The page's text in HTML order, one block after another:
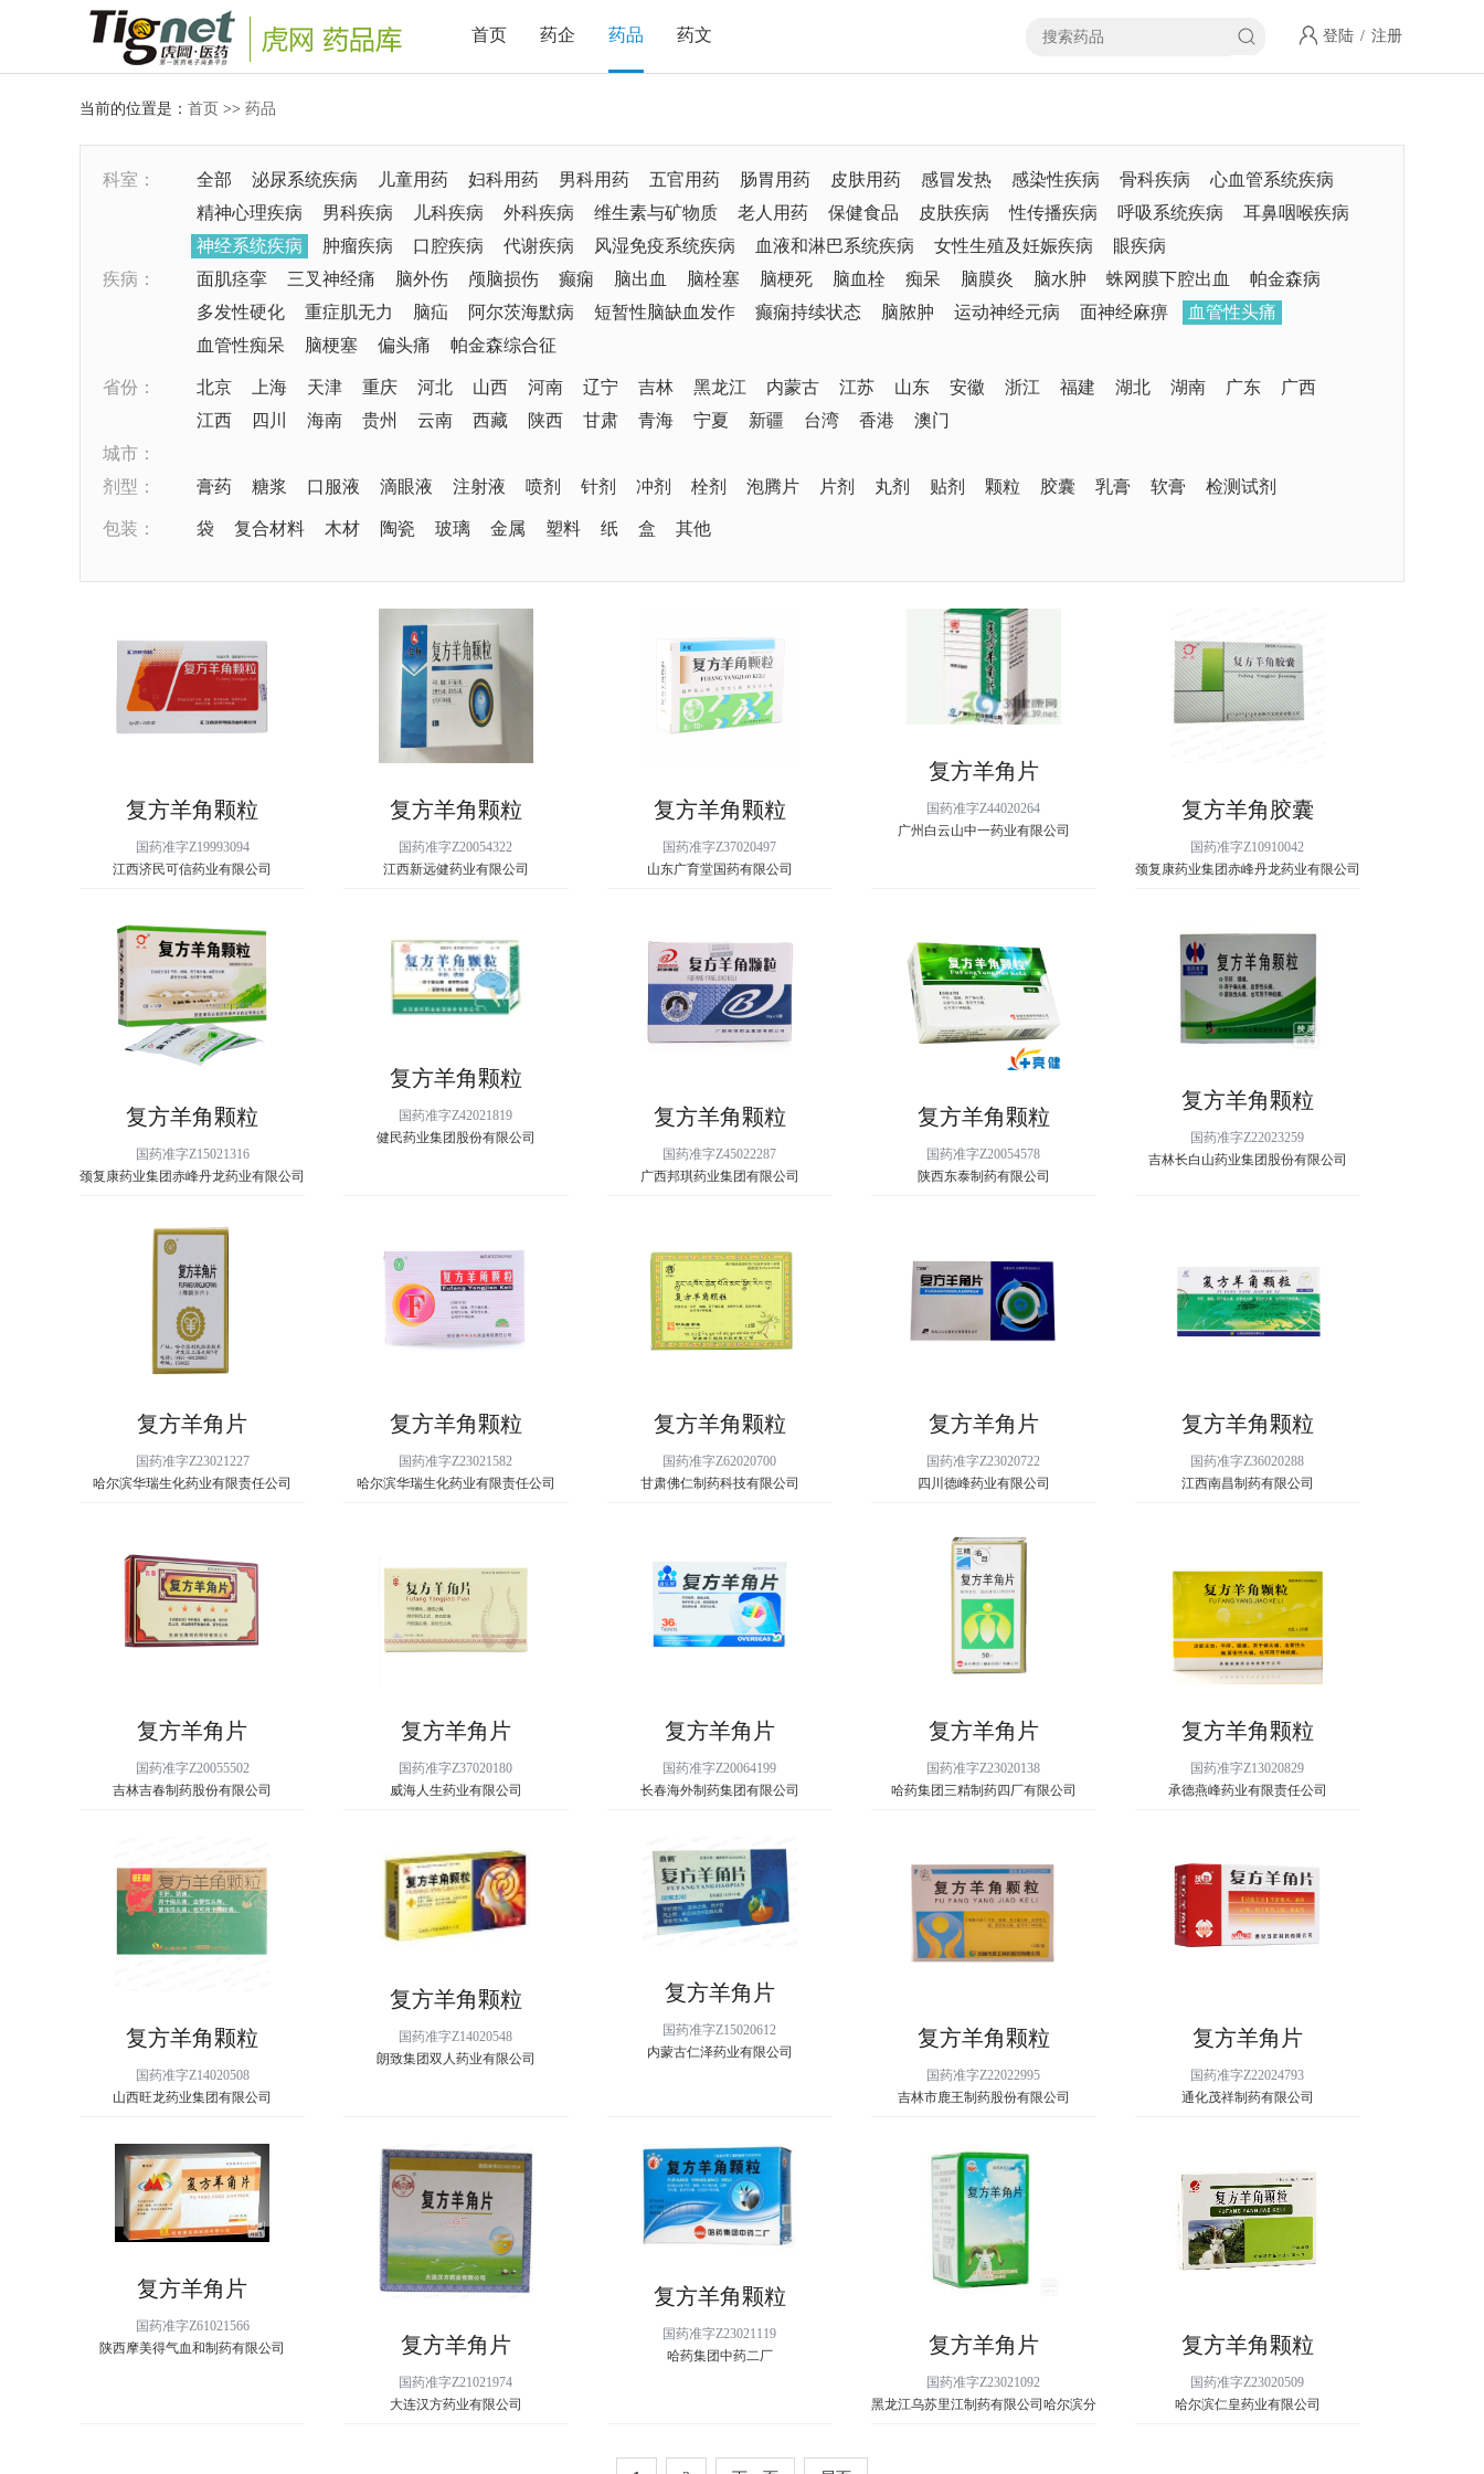
首页 药企 药品 药文 登陆 / 注册
当前的位置是： 首页 >> 药品
科室： 全部 泌尿系统疾病 儿童用药 妇科用药 男科用药 五官用药 肠胃用药 皮肤用药 感冒发热 感染性疾病 骨科疾病
心血管系统疾病
精神心理疾病
男科疾病 儿科疾病 外科疾病 维生素与矿物质 老人用药 保健食品 皮肤疾病 性传播疾病 呼吸系统疾病
耳鼻咽喉疾病
神经系统疾病
肿瘤疾病 口腔疾病 代谢疾病 风湿免疫系统疾病 血液和淋巴系统疾病 女性生殖及妊娠疾病
眼疾病
疾病：
面肌痉挛 三叉神经痛 脑外伤 颅脑损伤 癫痫 脑出血 脑栓塞 脑梗死 脑血栓 痴呆 脑膜炎 脑水肿 蛛网膜下腔出血
帕金森病
多发性硬化
重症肌无力 脑疝 阿尔茨海默病 短暂性脑缺血发作 癫痫持续状态 脑脓肿 运动神经元病 面神经麻痹
血管性头痛
血管性痴呆
脑梗塞 偏头痛 帕金森综合征
省份： 北京 上海 天津 重庆 河北 山西 河南 辽宁 吉林 黑龙江 内蒙古 江苏 山东 安徽 浙江 福建 湖北 湖南 广东
广西
江西
四川 海南 贵州 云南 西藏 陕西 甘肃 青海 宁夏 新疆 台湾 香港
澳门
城市：
剂型：
膏药 糖浆 口服液 滴眼液 注射液 喷剂 针剂 冲剂 栓剂 泡腾片 片剂 丸剂 贴剂 颗粒 胶囊 乳膏 软膏 检测试剂
包装： 袋 复合材料 木材 陶瓷 玻璃 金属 塑料 纸 盒 其他
复方羊角颗粒
国药准字Z19993094
江西济民可信药业有限公司
复方羊角颗粒
国药准字Z20054322
江西新远健药业有限公司
复方羊角颗粒
国药准字Z37020497
山东广育堂国药有限公司
复方羊角片
国药准字Z44020264
广州白云山中一药业有限公司
复方羊角胶囊
国药准字Z10910042
颈复康药业集团赤峰丹龙药业有限公司
复方羊角颗粒
国药准字Z15021316
颈复康药业集团赤峰丹龙药业有限公司
复方羊角颗粒
国药准字Z42021819
健民药业集团股份有限公司
复方羊角颗粒
国药准字Z45022287
广西邦琪药业集团有限公司
复方羊角颗粒
国药准字Z20054578
陕西东泰制药有限公司
复方羊角颗粒
国药准字Z22023259
吉林长白山药业集团股份有限公司
复方羊角片
国药准字Z23021227
哈尔滨华瑞生化药业有限责任公司
复方羊角颗粒
国药准字Z23021582
哈尔滨华瑞生化药业有限责任公司
复方羊角颗粒
国药准字Z62020700
甘肃佛仁制药科技有限公司
复方羊角片
国药准字Z23020722
四川德峰药业有限公司
复方羊角颗粒
国药准字Z36020288
江西南昌制药有限公司
复方羊角片
国药准字Z20055502
吉林吉春制药股份有限公司
复方羊角片
国药准字Z37020180
威海人生药业有限公司
复方羊角片
国药准字Z20064199
长春海外制药集团有限公司
复方羊角片
国药准字Z23020138
哈药集团三精制药四厂有限公司
复方羊角颗粒
国药准字Z13020829
承德燕峰药业有限责任公司
复方羊角颗粒
国药准字Z14020508
山西旺龙药业集团有限公司
复方羊角颗粒
国药准字Z14020548
朗致集团双人药业有限公司
复方羊角片
国药准字Z15020612
内蒙古仁泽药业有限公司
复方羊角颗粒
国药准字Z22022995
吉林市鹿王制药股份有限公司
复方羊角片
国药准字Z22024793
通化茂祥制药有限公司
复方羊角片
国药准字Z61021566
陕西摩美得气血和制药有限公司
复方羊角片
国药准字Z21021974
大连汉方药业有限公司
复方羊角颗粒
国药准字Z23021119
哈药集团中药二厂
复方羊角片
国药准字Z23021092
黑龙江乌苏里江制药有限公司哈尔滨分
复方羊角颗粒
国药准字Z23020509
哈尔滨仁皇药业有限公司